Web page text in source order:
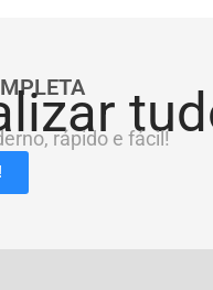
rápido e fácil!